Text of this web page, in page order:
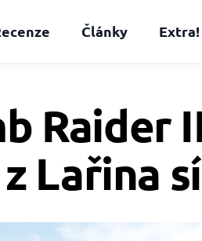
Články Extra!
Raider
Lařina